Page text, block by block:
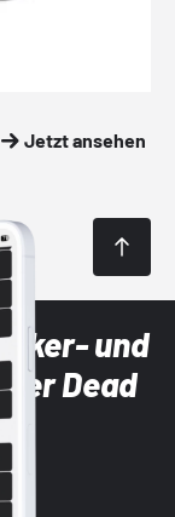
Jetzt ansehen
und
Dead